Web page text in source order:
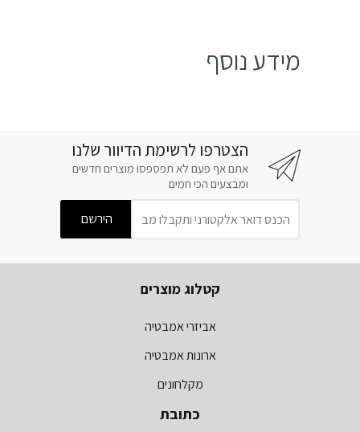
מידע נוסף
הצטרפו לרשימת הדיוור שלנו
אתם אף פעם לא תפספסו מוצרים חדשים
ומבצעים הכי חמים
קטלוג מוצרים
אביזרי אמבטיה
ארונות אמבטיה
מקלחונים
כתובת